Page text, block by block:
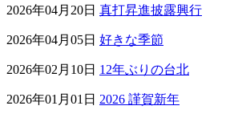
2026年04月20日 真打昇進披露興行
2026年04月05日 好きな季節
2026年02月10日 12年ぶりの台北
2026年01月01日 2026 謹賀新年